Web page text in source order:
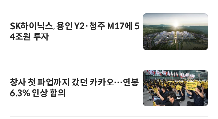
SK하이닉스, 용인 Y2·청주 M17에 5
4조원 투자
창사 첫 파업까지 갔던 카카오…연봉
6.3% 인상 합의